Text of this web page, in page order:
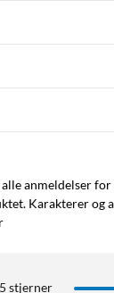
anmeldelser
Karakterer og
5 stjerner